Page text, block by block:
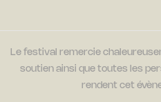
Le festival remercie
soutien ainsi que toutes les
rendent cet